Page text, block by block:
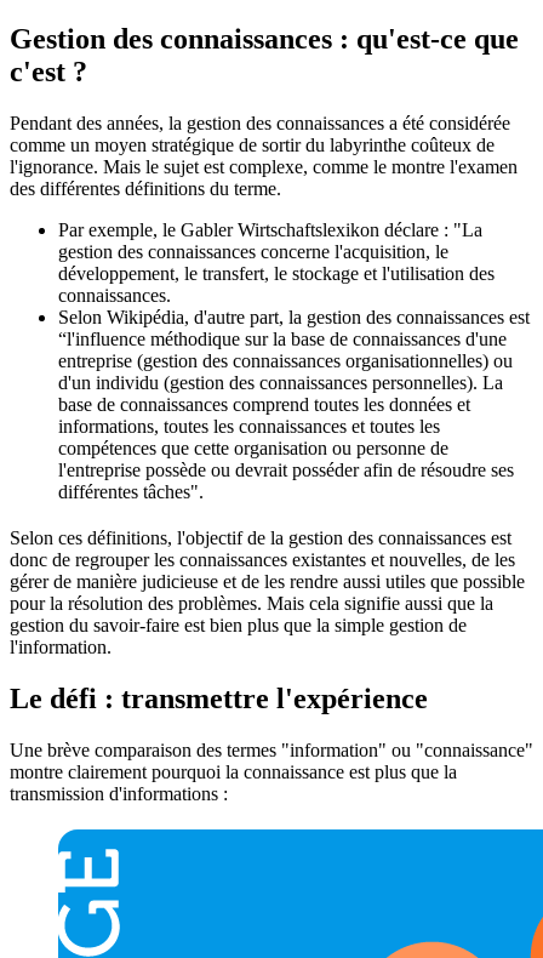
Gestion des connaissances : qu'est-ce que
c'est ?
Pendant des années, la gestion des connaissances a été considérée
comme un moyen stratégique de sortir du labyrinthe coûteux de
l'ignorance. Mais le sujet est complexe, comme le montre l'examen
des différentes définitions du terme.
Par exemple, le Gabler Wirtschaftslexikon déclare : "La
gestion des connaissances concerne l'acquisition, le
développement, le transfert, le stockage et l'utilisation des
connaissances.
Selon Wikipédia, d'autre part, la gestion des connaissances est
“l'influence méthodique sur la base de connaissances d'une
entreprise (gestion des connaissances organisationnelles) ou
d'un individu (gestion des connaissances personnelles). La
base de connaissances comprend toutes les données et
informations, toutes les connaissances et toutes les
compétences que cette organisation ou personne de
l'entreprise possède ou devrait posséder afin de résoudre ses
différentes tâches".
Selon ces définitions, l'objectif de la gestion des connaissances est
donc de regrouper les connaissances existantes et nouvelles, de les
gérer de manière judicieuse et de les rendre aussi utiles que possible
pour la résolution des problèmes. Mais cela signifie aussi que la
gestion du savoir-faire est bien plus que la simple gestion de
l'information.
Le défi : transmettre l'expérience
Une brève comparaison des termes "information" ou "connaissance"
montre clairement pourquoi la connaissance est plus que la
transmission d'informations :